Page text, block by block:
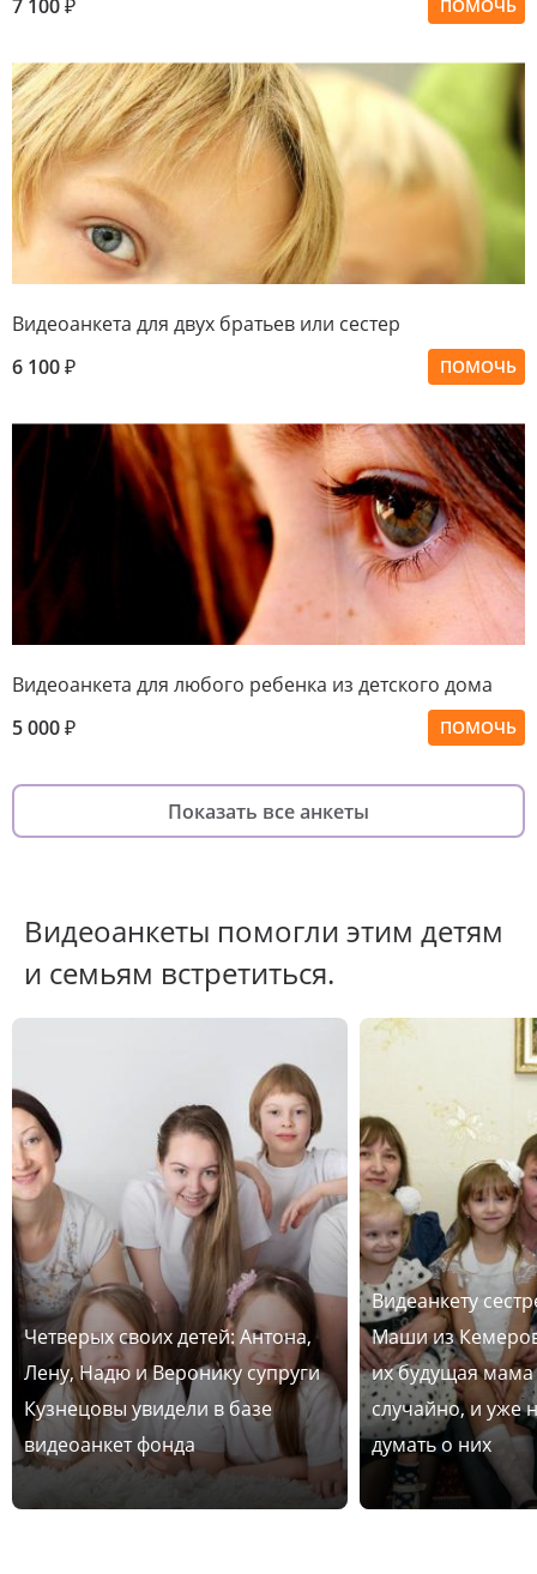
7 100₽ ПОМОЧЬ
Видеоанкета для двух братьев или сестер
6 100₽ ПОМОЧЬ
Видеоанкета для любого ребенка из детского дома
5 000₽ ПОМОЧЬ
Показать все анкеты
Видеоанкеты помогли этим детям
и семьям встретиться.
Четверых своих детей: Антона,
Лену, Надю и Веронику супруги
Кузнецовы увидели в базе
видеоанкет фонда
Видеанкету
Маши из
их будущая мама
случайно, и уже
думать о них